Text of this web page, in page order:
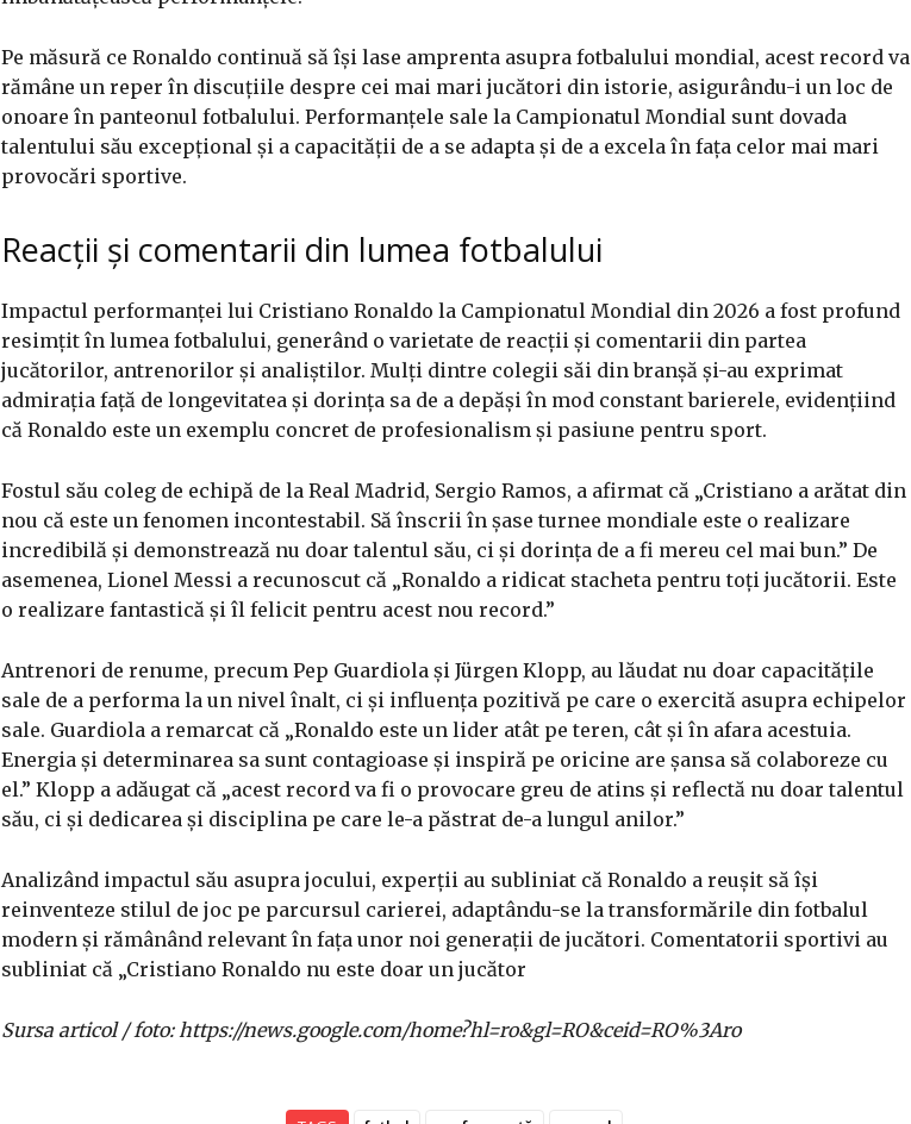
Pe măsură ce Ronaldo continuă să își lase amprenta asupra fotbalului mondial, acest record va
rămâne un reper în discuțiile despre cei mai mari jucători din istorie, asigurându-i un loc de
onoare în panteonul fotbalului. Performanțele sale la Campionatul Mondial sunt dovada
talentului său excepțional și a capacității de a se adapta și de a excela în fața celor mai mari
provocări sportive.
Reacții și comentarii din lumea fotbalului
Impactul performanței lui Cristiano Ronaldo la Campionatul Mondial din 2026 a fost profund
resimțit în lumea fotbalului, generând o varietate de reacții și comentarii din partea
jucătorilor, antrenorilor și analiștilor. Mulți dintre colegii săi din branșă și-au exprimat
admirația față de longevitatea și dorința sa de a depăși în mod constant barierele, evidențiind
că Ronaldo este un exemplu concret de profesionalism și pasiune pentru sport.
Fostul său coleg de echipă de la Real Madrid, Sergio Ramos, a afirmat că „Cristiano a arătat din
nou că este un fenomen incontestabil. Să înscrii în șase turnee mondiale este o realizare
incredibilă și demonstrează nu doar talentul său, ci și dorința de a fi mereu cel mai bun.” De
asemenea, Lionel Messi a recunoscut că „Ronaldo a ridicat stacheta pentru toți jucătorii. Este
o realizare fantastică și îl felicit pentru acest nou record.”
Antrenori de renume, precum Pep Guardiola și Jürgen Klopp, au lăudat nu doar capacitățile
sale de a performa la un nivel înalt, ci și influența pozitivă pe care o exercită asupra echipelor
sale. Guardiola a remarcat că „Ronaldo este un lider atât pe teren, cât și în afara acestuia.
Energia și determinarea sa sunt contagioase și inspiră pe oricine are șansa să colaboreze cu
el.” Klopp a adăugat că „acest record va fi o provocare greu de atins și reflectă nu doar talentul
său, ci și dedicarea și disciplina pe care le-a păstrat de-a lungul anilor.”
Analizând impactul său asupra jocului, experții au subliniat că Ronaldo a reușit să își
reinventeze stilul de joc pe parcursul carierei, adaptându-se la transformările din fotbalul
modern și rămânând relevant în fața unor noi generații de jucători. Comentatorii sportivi au
subliniat că „Cristiano Ronaldo nu este doar un jucător
Sursa articol / foto: https://news.google.com/home?hl=ro&gl=RO&ceid=RO%3Aro